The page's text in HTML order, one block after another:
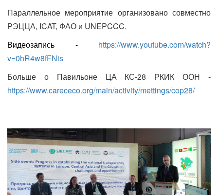
Параллельное мероприятие организовано совместно
РЭЦЦА, ICAT, ФАО и UNEPCCC.
Видеозапись - https://www.youtube.com/watch?
v=0hR4w8fFNis
Больше о Павильоне ЦА КС-28 РКИК ООН -
https://www.carececo.org/main/activity/mettings/cop28/